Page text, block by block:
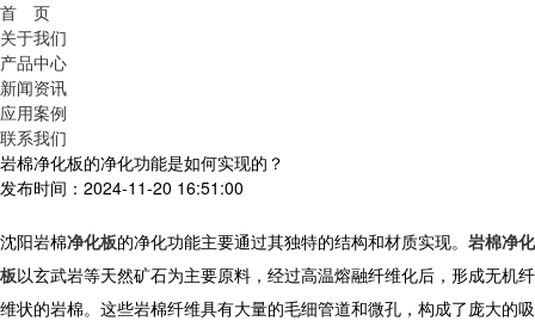
首 页
关于我们
产品中心
新闻资讯
应用案例
联系我们
岩棉净化板的净化功能是如何实现的？
发布时间：2024-11-20 16:51:00
沈阳岩棉净化板的净化功能主要通过其独特的结构和材质实现。 岩棉净化
板以玄武岩等天然矿石为主要原料，经过高温熔融纤维化后，形成无机纤
维状的岩棉。这些岩棉纤维具有大量的毛细管道和微孔，构成了庞大的吸